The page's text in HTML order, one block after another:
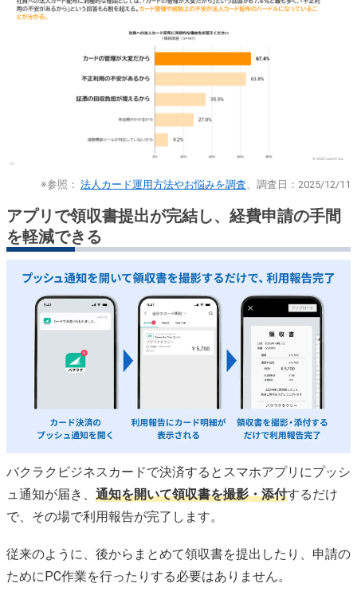
※参照： 法人カード運用方法やお悩みを調査 、調査日：2025/12/11
アプリで領収書提出が完結し、経費申請の手間
を軽減できる
バクラクビジネスカードで決済するとスマホアプリにプッシ
ュ通知が届き、 通知を開いて領収書を撮影・添付するだけ
で、その場で利用報告が完了します。
従来のように、後からまとめて領収書を提出したり、申請の
ためにPC作業を行ったりする必要はありません。